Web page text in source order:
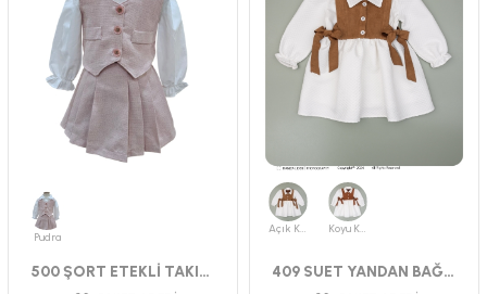
CINSIYET
KIZ
CINSIYET
KIZ
Pudra
500 ŞORT ETEKLİ TAKIM 2-5 YAŞ
Açık Kahve Koyu Kahve
409 SUET YANDAN BAĞLAMALI ELBİSE 2-5